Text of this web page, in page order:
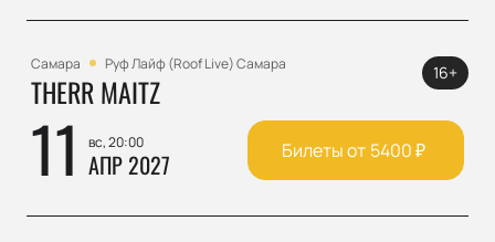
Самара Руф Лайф (Roof Live) Самара
THERR MAITZ
11 вс, 20:00
АПР 2027
16+
Билеты от 5400₽